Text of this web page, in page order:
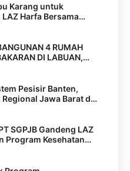
Karang untuk
Harfa Bersama
Pulau Merak Besar
to School di SMPN
4 RUMAH
DI LABUAN,
Pesisir Banten,
Jawa Barat dan
1.000 Bibit
melalui LAZ Harfa
SGPJB Gandeng LAZ
Program Kesehatan
Desa Kabupaten